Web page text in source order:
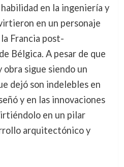
en la ingeniería y
en un personaje
Francia post-
Bélgica. A pesar de que
obra sigue siendo un
dejó son indelebles en
y en las innovaciones
en un pilar
arquitectónico y